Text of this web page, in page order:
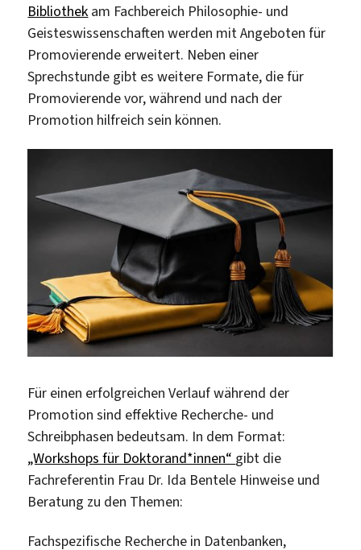
Bibliothek am Fachbereich Philosophie- und
Geisteswissenschaften werden mit Angeboten für
Promovierende erweitert. Neben einer
Sprechstunde gibt es weitere Formate, die für
Promovierende vor, während und nach der
Promotion hilfreich sein können.
Für einen erfolgreichen Verlauf während der
Promotion sind effektive Recherche- und
Schreibphasen bedeutsam. In dem Format:
„Workshops für Doktorand*innen“ gibt die
Fachreferentin Frau Dr. Ida Bentele Hinweise und
Beratung zu den Themen:
Fachspezifische Recherche in Datenbanken,